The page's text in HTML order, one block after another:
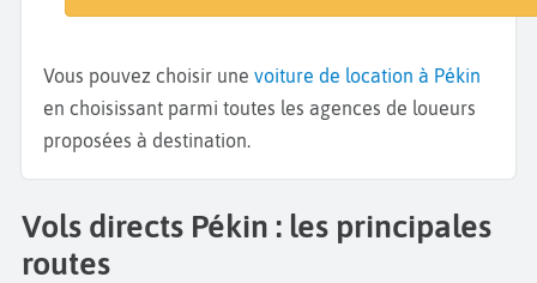
Vous pouvez choisir une voiture de location à Pékin
en choisissant parmi toutes les agences de loueurs
proposées à destination.
Vols directs Pékin : les principales
routes